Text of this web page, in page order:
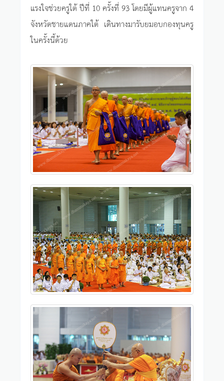
แรงใจช่วยครูใต้ ปีที่ 10 ครั้งที่ 93 โดยมีผู้แทนครูจาก 4
จังหวัดชายแดนภาคใต้ เดินทางมารับยมอบกองทุนครู
ในครั้งนี้ด้วย